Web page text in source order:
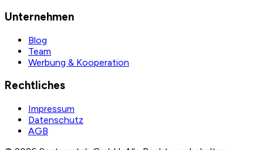
Unternehmen
Blog
Team
Werbung & Kooperation
Rechtliches
Impressum
Datenschutz
AGB